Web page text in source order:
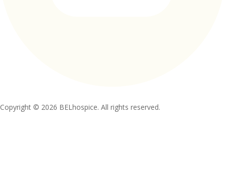
Copyright © 2026 BELhospice. All rights reserved.